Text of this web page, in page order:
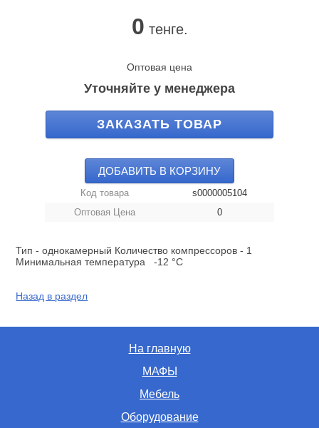
0 тенге.
Оптовая цена
Уточняйте у менеджера
ЗАКАЗАТЬ ТОВАР
ДОБАВИТЬ В КОРЗИНУ
Код товара
s0000005104
Оптовая Цена
0
Тип - однокамерный Количество компрессоров - 1
Минимальная температура -12 °C
Назад в раздел
На главную
МАФЫ
Мебель
Оборудование